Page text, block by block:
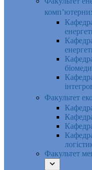
Факультет
Факультет